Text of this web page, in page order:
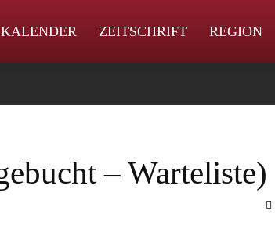
KALENDER ZEITSCHRIFT REGION
– Warteliste)